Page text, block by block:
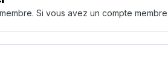
Si vous avez un compte membre,